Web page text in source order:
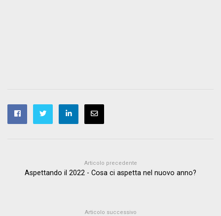
Articolo precedente
Aspettando il 2022 - Cosa ci aspetta nel nuovo anno?
Articolo successivo